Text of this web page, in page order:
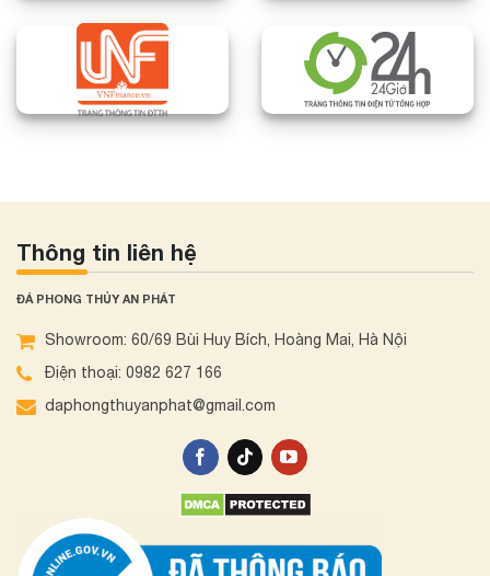
Thông tin liên hệ
ĐÁ PHONG THỦY AN PHÁT
Showroom: 60/69 Bùi Huy Bích, Hoàng Mai, Hà Nội
Điện thoại: 0982 627 166
daphongthuyanphat@gmail.com